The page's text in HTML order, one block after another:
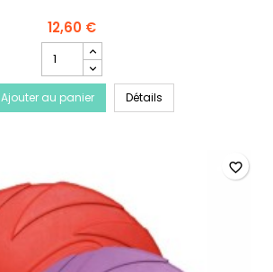
12,60 €
quantité
du
produit
Jouet
en
caoutchouc
Ajouter au panier Détails
favorite_border